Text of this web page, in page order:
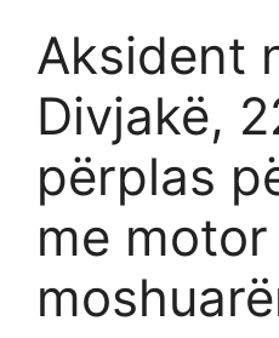
Aksident
Divjakë,
përplas
me